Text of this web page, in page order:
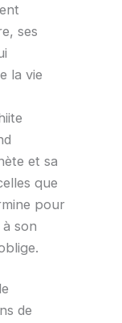
ses
la vie
et sa
que
pour
son
de